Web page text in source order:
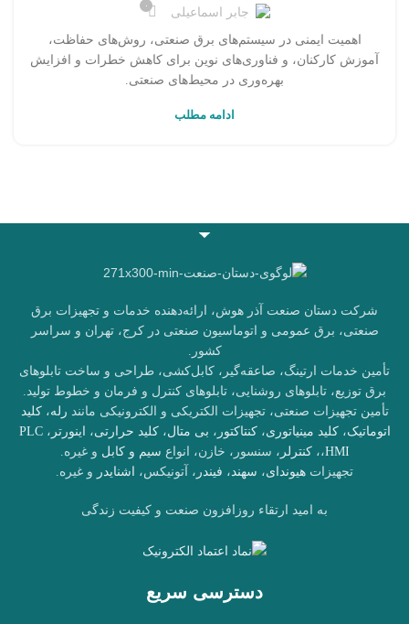
جابر اسماعیلی ۰
اهمیت ایمنی در سیستم‌های برق صنعتی، روش‌های حفاظت،
آموزش کارکنان، و فناوری‌های نوین برای کاهش خطرات و افزایش
بهره‌وری در محیط‌های صنعتی.
ادامه مطلب
شرکت دستان صنعت آذر هوش، ارائه‌دهنده خدمات و تجهیزات برق
صنعتی، برق عمومی و اتوماسیون صنعتی در کرج، تهران و سراسر
کشور.
تأمین خدمات ارتینگ، صاعقه‌گیر، کابل‌کشی، طراحی و ساخت تابلوهای
برق توزیع، تابلوهای روشنایی، تابلوهای کنترل و فرمان و خطوط تولید.
تأمین تجهیزات صنعتی، تجهیزات الکتریکی و الکترونیکی مانند رله،کلید
اتوماتیک،کلید مینیاتوری،کنتاکتور ، بی متال،کلید حرارتی، اینورتر ،PLC
،HMI ،کنترلر ، سنسور، خازن، انواع سیم و کابل و غیره.
تجهیزات هیوندای، سهند، فیندر ، آتونیکس، اشنایدر و غیره.
به امید ارتقاء روزافزون صنعت و کیفیت زندگی
دسترسی سریع